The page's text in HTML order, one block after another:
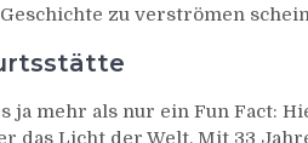
zu verströmen
ja mehr als nur ein Fun Fact:
das Licht der Welt. Mit 33